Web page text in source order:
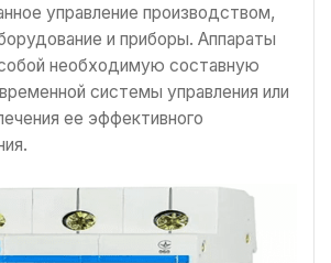
управление производством,
и приборы. Аппараты
необходимую составную
системы управления или
ее эффективного